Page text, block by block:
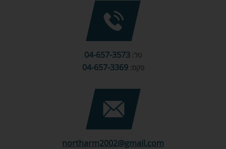
טל:04-657-3573
פקס:04-657-3369
northarm2002@gmail.com